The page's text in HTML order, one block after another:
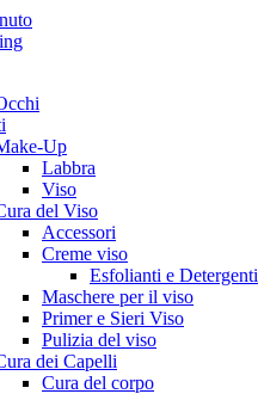
Up
Labbra
Viso
del Viso
Accessori
Creme viso
Esfolianti e Detergenti
Maschere per il viso
Primer e Sieri Viso
Pulizia del viso
dei Capelli
Cura del corpo